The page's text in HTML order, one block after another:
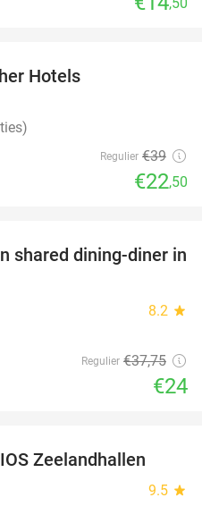
Hotels
Regulier €39
€22,50
36%
shared dining-diner in
8.2 star
Regulier €37,75
€24
Zeelandhallen
9.5 star